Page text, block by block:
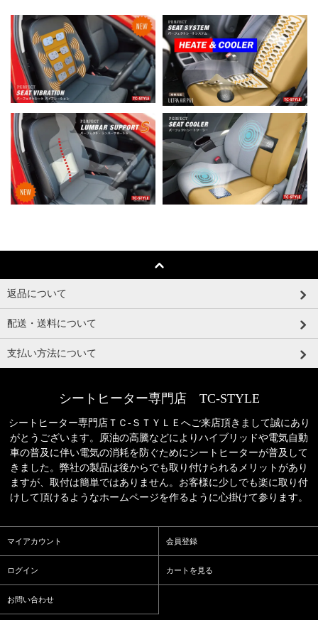
返品について
配送・送料について
支払い方法について
シートヒーター専門店 TC-STYLE
シートヒーター専門店ＴＣ‐ＳＴＹＬＥへご来店頂きまして誠にあり
がとうございます。原油の高騰などによりハイブリッドや電気自動
車の普及に伴い電気の消耗を防ぐためにシートヒーターが普及して
きました。弊社の製品は後からでも取り付けられるメリットがあり
ますが、取付は簡単ではありません。お客様に少しでも楽に取り付
けして頂けるようなホームページを作るように心掛けて参ります。
マイアカウント 会員登録
ログイン カートを見る
お問い合わせ